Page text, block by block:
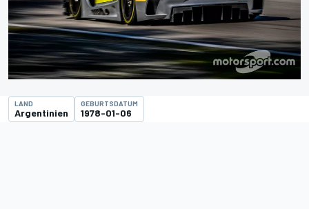
LAND
Argentinien
GEBURTSDATUM
1978-01-06